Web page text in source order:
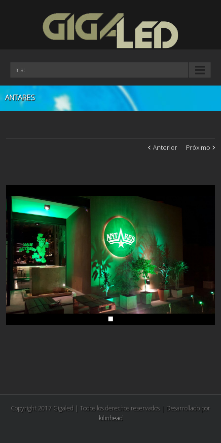
Ir a:
ANTARES
Anterior Próximo
Copyright 2017 Gigaled | Todos los derechos reservados | Desarrollado por
kilinhead